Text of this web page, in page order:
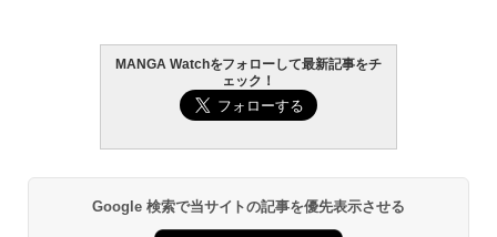
MANGA Watchをフォローして最新記事をチ
ェック！
Google 検索で当サイトの記事を優先表示させる